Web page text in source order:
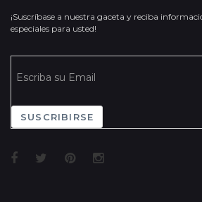
¡Suscríbase a nuestra gaceta y reciba
especiales para usted!
SUSCRIBIRSE